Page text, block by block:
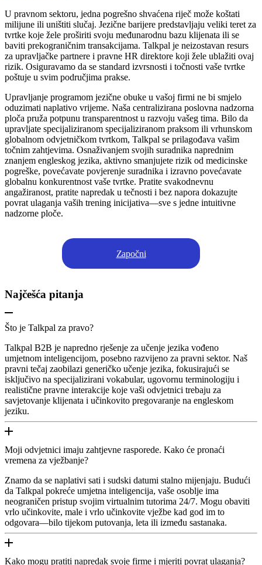
U pravnom sektoru, jedna pogrešno shvaćena riječ može koštati
milijune ili uništiti slučaj. Jezične barijere predstavljaju veliki teret za
tvrtke koje žele proširiti svoju međunarodnu bazu klijenata ili se
baviti prekograničnim transakcijama. Talkpal je neizostavan resurs
za upravljačke partnere i pravne HR direktore koji žele ublažiti ovaj
rizik. Osiguravamo da se standard izvrsnosti i točnosti vaše tvrtke
poštuje u svim područjima prakse.
Upravljanje programom jezične obuke u vašoj firmi ne bi smjelo
oduzimati naplativo vrijeme. Naša centralizirana poslovna nadzorna
ploča pruža potpunu transparentnost u razvoju vašeg tima. Bilo da
upravljate specijaliziranom specijaliziranom praksom ili vrhunskom
globalnom odvjetničkom tvrtkom, Talkpal se prilagođava vašim
točnim zahtjevima. Osnaživanjem svojih suradnika naprednim
znanjem engleskog jezika, aktivno smanjujete rizik od medicinske
pogreške, povećavate povjerenje suradnika i izravno povećavate
globalnu konkurentnost vaše tvrtke. Pratite svakodnevnu
angažiranost, pratite napredak u tečnosti i bez napora dokazujte
povrat ulaganja vaših trening inicijativa—sve s jedne intuitivne
nadzorne ploče.
Započni
Najčešća pitanja
Što je Talkpal za pravo?
Talkpal B2B je napredno rješenje za učenje jezika vođeno
umjetnom inteligencijom, posebno razvijeno za pravni sektor. Naš
pravni tečaj zaobilazi generičko učenje jezika, fokusirajući se
isključivo na specijalizirani vokabular, ugovornu terminologiju i
realistične pravne interakcije koje vaši odvjetnici trebaju za
savjetovanje klijenata i učinkovito pregovaranje na engleskom
jeziku.
Moji odvjetnici imaju zahtjevne rasporede. Kako će pronaći
vremena za vježbanje?
Znamo da se naplativi sati i sudski datumi stalno mijenjaju. Budući
da Talkpal pokreće umjetna inteligencija, vaše osoblje ima
neograničen pristup svojim virtualnim tutorima 24/7. Mogu obaviti
vrlo učinkovite, male i vrlo učinkovite vježbe kad god im to
odgovara—bilo tijekom putovanja, leta ili između sastanaka.
Kako mogu pratiti napredak svoje firme i mjeriti povrat ulaganja?